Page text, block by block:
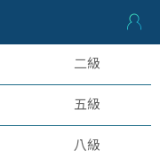
二級
五級
八級